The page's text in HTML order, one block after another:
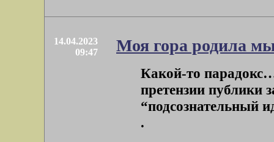
14.04.2023
09:47
Моя гора родила
Какой-то
претензии публики
“подсознательный
.